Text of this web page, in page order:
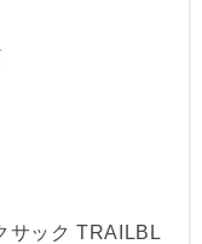
サック TRAILBL